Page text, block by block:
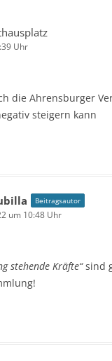
Uhr
die Ahrensburger
steigern kann
Beitragsautor
um 10:48 Uhr
stehende Kräfte“sind